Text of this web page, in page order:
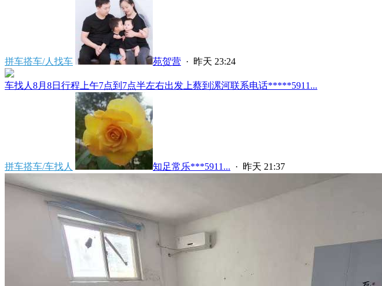
拼车搭车/人找车 苑贺营 · 昨天 23:24
车找人8月8日行程上午7点到7点半左右出发上蔡到漯河联系电话*****5911...
拼车搭车/车找人 知足常乐***5911... · 昨天 21:37